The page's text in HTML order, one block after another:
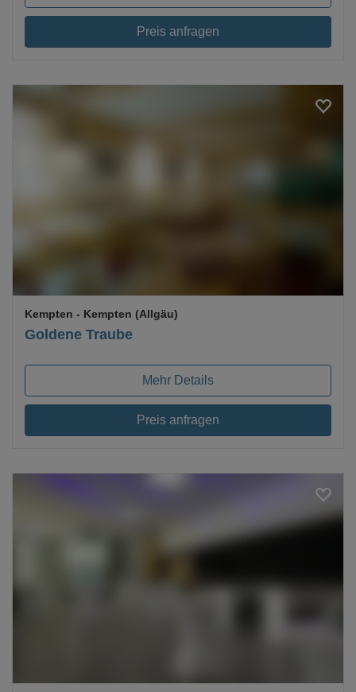
Preis anfragen
Goldene Traube
Kempten - Kempten (Allgäu)
Mehr Details
Preis anfragen